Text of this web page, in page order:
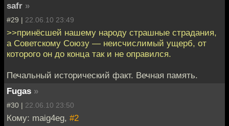
safr »
#29 | 22.06.10 23:49
>>принёсшей нашему народу страшные страдания,
а Советскому Союзу — неисчислимый ущерб, от
которого он до конца так и не оправился.
Печальный исторический факт. Вечная память.
Fugas »
#30 | 22.06.10 23:50
Кому: maig4eg, #2